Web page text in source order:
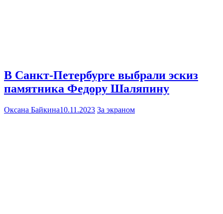
В Санкт-Петербурге выбрали эскиз
памятника Федору Шаляпину
Оксана Байкина10.11.2023 За экраном